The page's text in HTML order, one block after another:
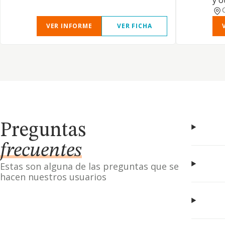
VER INFORME VER FICHA
Preguntas
frecuentes
Estas son alguna de las preguntas que se
hacen nuestros usuarios